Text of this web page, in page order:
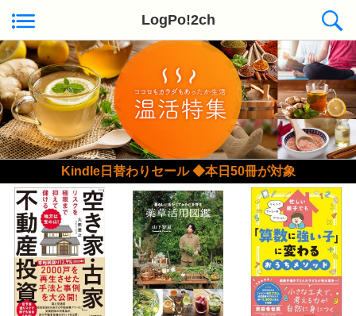
LogPo!2ch
Kindle日替わりセール ◆本日50冊が対象